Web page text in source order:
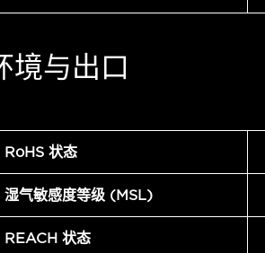
境与出口
RoHS 状态
湿气敏感度等级 (MSL)
REACH 状态